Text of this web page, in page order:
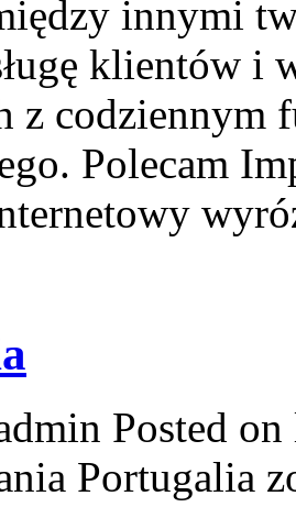
innymi
klientów i
z codziennym
Polecam
Posted
Portugalia